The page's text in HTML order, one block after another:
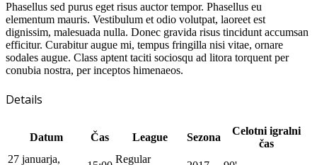
Phasellus sed purus eget risus auctor tempor. Phasellus eu
elementum mauris. Vestibulum et odio volutpat, laoreet est
dignissim, malesuada nulla. Donec gravida risus tincidunt accumsan
efficitur. Curabitur augue mi, tempus fringilla nisi vitae, ornare
sodales augue. Class aptent taciti sociosqu ad litora torquent per
conubia nostra, per inceptos himenaeos.
Details
Datum Čas League Sezona
Celotni igralni
čas
27 januarja,
Regular